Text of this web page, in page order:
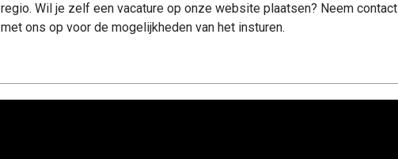
regio. Wil je zelf een vacature op onze website plaatsen? Neem contact
met ons op voor de mogelijkheden van het insturen.